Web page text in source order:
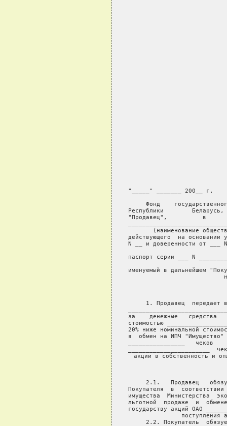
"_____" _______ 200__
Фонд
Республики
"Продавец",          в
(наименование
действующего  на основании
N __ и доверенности от ___
паспорт серии ___ N
именуемый в дальнейшем
1. Продавец  передает
за    денежные   средства
стоимостью
20% ниже номинальной
в  обмен на ИПЧ "Имущество"
________________
_______________________
акции в собственность и
2.1.   Продавец
Покупателя  в
имущества  Министерства
льготной  продаже  и
государству акций ОАО
2.2. Покупатель